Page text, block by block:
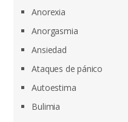
Anorexia
Anorgasmia
Ansiedad
Ataques de pánico
Autoestima
Bulimia